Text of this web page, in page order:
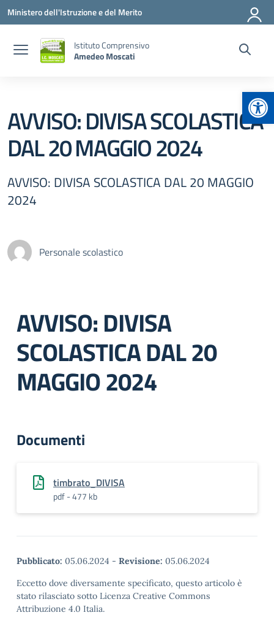
Vai ai contenuti
Vai al menu di navigazione
Vai al footer
Ministero dell'Istruzione e del Merito
Istituto Comprensivo
Amedeo Moscati
AVVISO: DIVISA SCOLASTICA
DAL 20 MAGGIO 2024
AVVISO: DIVISA SCOLASTICA DAL 20 MAGGIO
2024
Personale scolastico
AVVISO: DIVISA
SCOLASTICA DAL 20
MAGGIO 2024
Documenti
timbrato_DIVISA
pdf - 477 kb
Pubblicato: 05.06.2024 - Revisione: 05.06.2024
Eccetto dove diversamente specificato, questo articolo è
stato rilasciato sotto Licenza Creative Commons
Attribuzione 4.0 Italia.